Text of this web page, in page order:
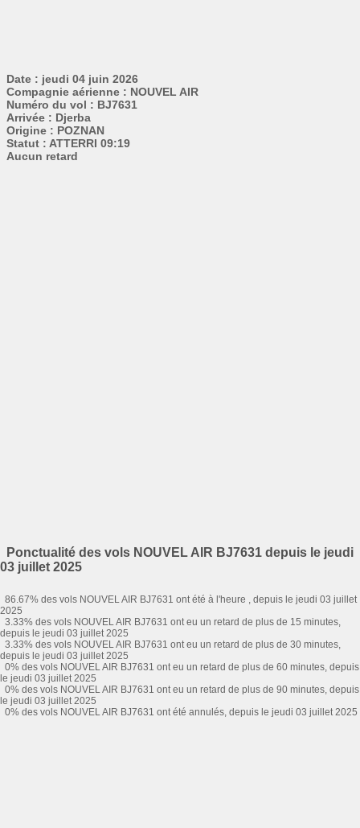
Date : jeudi 04 juin 2026
Compagnie aérienne : NOUVEL AIR
Numéro du vol : BJ7631
Arrivée : Djerba
Origine : POZNAN
Statut : ATTERRI 09:19
Aucun retard
Ponctualité des vols NOUVEL AIR BJ7631 depuis le jeudi
03 juillet 2025
86.67% des vols NOUVEL AIR BJ7631 ont été à l'heure , depuis le jeudi 03 juillet
2025
3.33% des vols NOUVEL AIR BJ7631 ont eu un retard de plus de 15 minutes,
depuis le jeudi 03 juillet 2025
3.33% des vols NOUVEL AIR BJ7631 ont eu un retard de plus de 30 minutes,
depuis le jeudi 03 juillet 2025
0% des vols NOUVEL AIR BJ7631 ont eu un retard de plus de 60 minutes, depuis
le jeudi 03 juillet 2025
0% des vols NOUVEL AIR BJ7631 ont eu un retard de plus de 90 minutes, depuis
le jeudi 03 juillet 2025
0% des vols NOUVEL AIR BJ7631 ont été annulés, depuis le jeudi 03 juillet 2025